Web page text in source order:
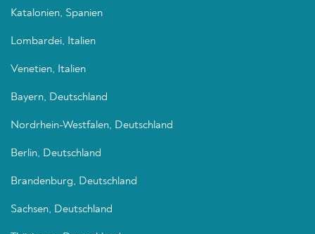
Katalonien, Spanien
Lombardei, Italien
Venetien, Italien
Bayern, Deutschland
Nordrhein-Westfalen, Deutschland
Berlin, Deutschland
Brandenburg, Deutschland
Sachsen, Deutschland